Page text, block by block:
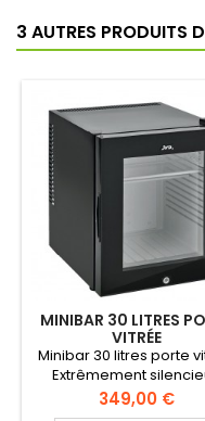
3 AUTRES PRODUITS
MINIBAR 30 LITRES
VITRÉE
Minibar 30 litres porte
Extrêmement
Alimentation : 220-240 V
W. Consommation :
Prix
349,00 €